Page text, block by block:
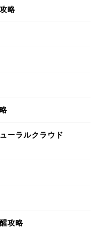
略
ーラルクラウド
攻略